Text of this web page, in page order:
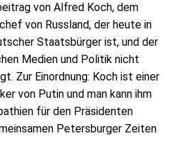
von Alfred Koch, dem
von Russland, der heute in
Staatsbürger ist, und der
Medien und Politik nicht
Zur Einordnung: Koch ist einer
von Putin und man kann ihm
für den Präsidenten
Petersburger Zeiten